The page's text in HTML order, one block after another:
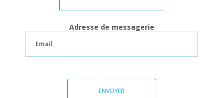
Adresse de messagerie
ENVOYER